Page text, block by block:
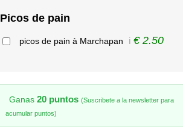
Picos de pain
picos de pain à Marchapan ℹ️ € 2.50
Ganas 20 puntos (Suscribete a la newsletter para
acumular puntos)